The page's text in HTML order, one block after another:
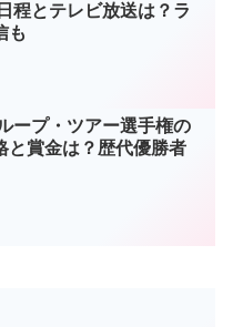
程とテレビ放送は？ラ
も
ープ・ツアー選手権の
と賞金は？歴代優勝者